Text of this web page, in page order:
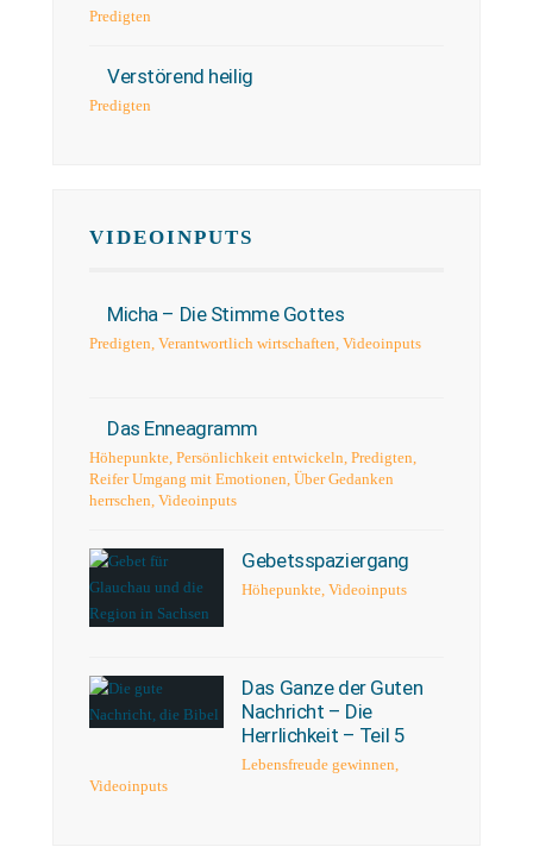
Predigten
Verstörend heilig
Predigten
VIDEOINPUTS
Micha – Die Stimme Gottes
Predigten, Verantwortlich wirtschaften, Videoinputs
Das Enneagramm
Höhepunkte, Persönlichkeit entwickeln, Predigten,
Reifer Umgang mit Emotionen, Über Gedanken
herrschen, Videoinputs
Gebetsspaziergang
Höhepunkte,Videoinputs
Das Ganze der Guten
Nachricht – Die
Herrlichkeit – Teil 5
Lebensfreude gewinnen,
Videoinputs